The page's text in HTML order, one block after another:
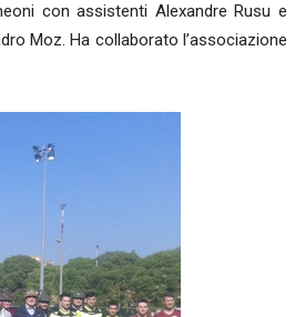
con assistenti Alexandre Rusu e
Moz. Ha collaborato l’associazione